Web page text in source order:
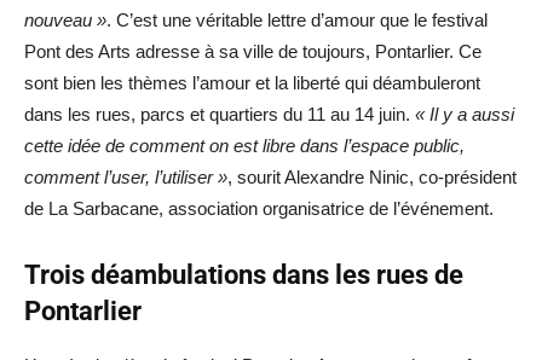
nouveau ». C’est une véritable lettre d’amour que le festival
Pont des Arts adresse à sa ville de toujours, Pontarlier. Ce
sont bien les thèmes l’amour et la liberté qui déambuleront
dans les rues, parcs et quartiers du 11 au 14 juin. « Il y a aussi
cette idée de comment on est libre dans l’espace public,
comment l’user, l’utiliser », sourit Alexandre Ninic, co-président
de La Sarbacane, association organisatrice de l’événement.
Trois déambulations dans les rues de
Pontarlier